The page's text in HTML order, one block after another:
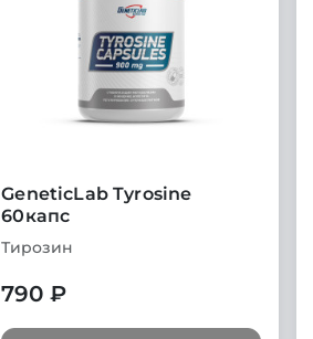
GeneticLab Tyrosine
60капс
Тирозин
790 ₽